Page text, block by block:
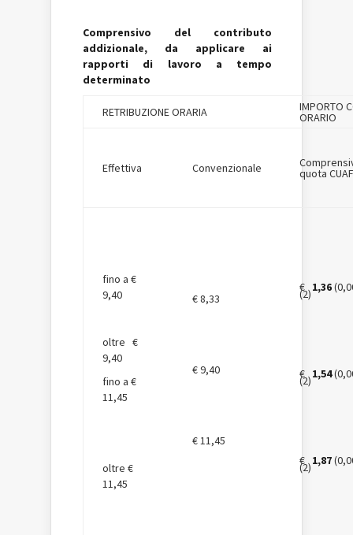
Comprensivo del contributo
addizionale, da applicare ai
rapporti di lavoro a tempo
determinato
RETRIBUZIONE ORARIA IMPORTO
ORARIO
Effettiva Convenzionale quota CUAF
fino a €
9,40
oltre €
9,40
fino a €
11,45
oltre €
11,45
€ 8,33
€ 9,40
€ 11,45
€ 1,36
(2)
€ 1,54
(2)
€ 1,87
(2)